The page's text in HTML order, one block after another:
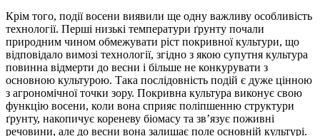
Крім того, події восени виявили ще одну важливу особливість
технології. Перші низькі температури ґрунту почали
природним чином обмежувати ріст покривної культури, що
відповідало вимозі технології, згідно з якою супутня культура
повинна відмерти до весни і більше не конкурувати з
основною культурою. Така послідовність подій є дуже цінною
з агрономічної точки зору. Покривна культура виконує свою
функцію восени, коли вона сприяє поліпшенню структури
ґрунту, накопичує кореневу біомасу та зв’язує поживні
речовини, але до весни вона залишає поле основній культурі.